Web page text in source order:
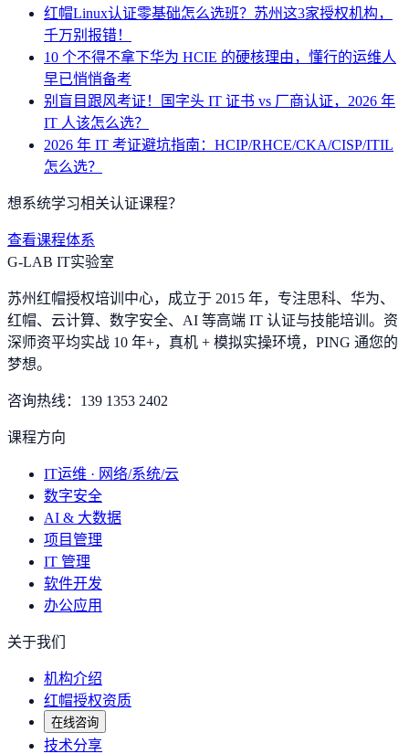
红帽Linux认证零基础怎么选班？苏州这3家授权机构，
千万别报错！
10 个不得不拿下华为 HCIE 的硬核理由，懂行的运维人
早已悄悄备考
别盲目跟风考证！国字头 IT 证书 vs 厂商认证，2026 年
IT 人该怎么选？
2026 年 IT 考证避坑指南：HCIP/RHCE/CKA/CISP/ITIL
怎么选？
想系统学习相关认证课程？
查看课程体系
G-LAB IT实验室
苏州红帽授权培训中心，成立于 2015 年，专注思科、华为、
红帽、云计算、数字安全、AI 等高端 IT 认证与技能培训。资
深师资平均实战 10 年+，真机 + 模拟实操环境， PING 通您的
梦想。
咨询热线： 139 1353 2402
课程方向
IT运维 · 网络/系统/云
数字安全
AI & 大数据
项目管理
IT 管理
软件开发
办公应用
关于我们
机构介绍
红帽授权资质
在线咨询
技术分享